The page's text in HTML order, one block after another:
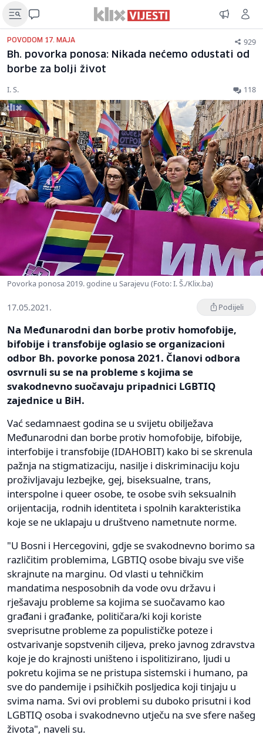
POVODOM 17. MAJA 929
Bh. povorka ponosa: Nikada nećemo odustati od
borbe za bolji život
I. S. 118
Povorka ponosa 2019. godine u Sarajevu (Foto: I. Š./Klix.ba)
17.05.2021. Podijeli
Na Međunarodni dan borbe protiv homofobije,
bifobije i transfobije oglasio se organizacioni
odbor Bh. povorke ponosa 2021. Članovi odbora
osvrnuli su se na probleme s kojima se
svakodnevno suočavaju pripadnici LGBTIQ
zajednice u BiH.
Vać sedamnaest godina se u svijetu obilježava
Međunarodni dan borbe protiv homofobije, bifobije,
interfobije i transfobije (IDAHOBIT) kako bi se skrenula
pažnja na stigmatizaciju, nasilje i diskriminaciju koju
proživljavaju lezbejke, gej, biseksualne, trans,
interspolne i queer osobe, te osobe svih seksualnih
orijentacija, rodnih identiteta i spolnih karakteristika
koje se ne uklapaju u društveno nametnute norme.
"U Bosni i Hercegovini, gdje se svakodnevno borimo sa
različitim problemima, LGBTIQ osobe bivaju sve više
skrajnute na marginu. Od vlasti u tehničkim
mandatima nesposobnih da vode ovu državu i
rješavaju probleme sa kojima se suočavamo kao
građani i građanke, političara/ki koji koriste
sveprisutne probleme za populističke poteze i
ostvarivanje sopstvenih ciljeva, preko javnog zdravstva
koje je do krajnosti uništeno i ispolitizirano, ljudi u
pokretu kojima se ne pristupa sistemski i humano, pa
sve do pandemije i psihičkih posljedica koji tinjaju u
svima nama. Svi ovi problemi su duboko prisutni i kod
LGBTIQ osoba i svakodnevno utječu na sve sfere našeg
života", naveli su.